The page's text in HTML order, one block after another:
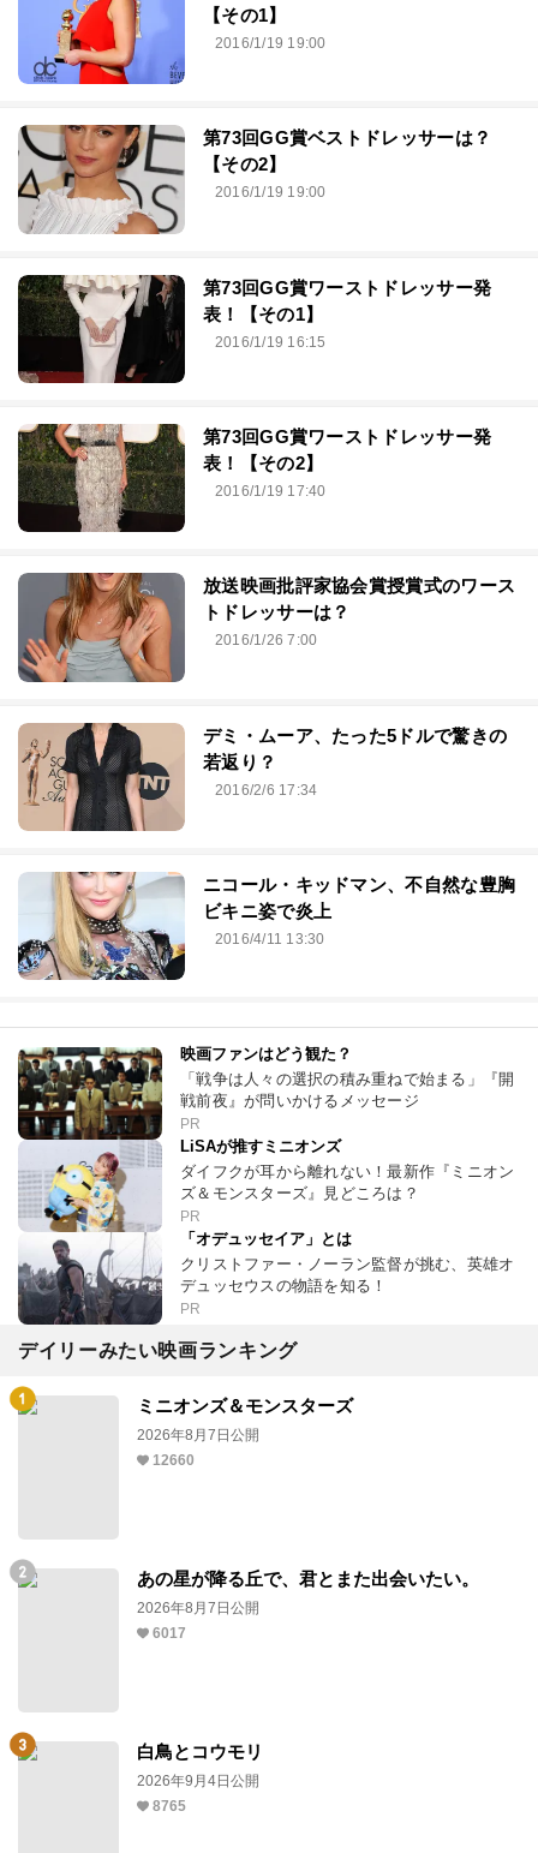
【その1】
2016/1/19 19:00
第73回GG賞ベストドレッサーは？
【その2】
2016/1/19 19:00
第73回GG賞ワーストドレッサー発
表！【その1】
2016/1/19 16:15
第73回GG賞ワーストドレッサー発
表！【その2】
2016/1/19 17:40
放送映画批評家協会賞授賞式のワース
トドレッサーは？
2016/1/26 7:00
デミ・ムーア、たった5ドルで驚きの
若返り？
2016/2/6 17:34
ニコール・キッドマン、不自然な豊胸
ビキニ姿で炎上
2016/4/11 13:30
映画ファンはどう観た？
「戦争は人々の選択の積み重ねで始まる」『開
戦前夜』が問いかけるメッセージ
PR
LiSAが推すミニオンズ
ダイフクが耳から離れない！最新作『ミニオン
ズ＆モンスターズ』見どころは？
PR
「オデュッセイア」とは
クリストファー・ノーラン監督が挑む、英雄オ
デュッセウスの物語を知る！
PR
デイリーみたい映画ランキング
ミニオンズ＆モンスターズ
2026年8月7日公開
12660
あの星が降る丘で、君とまた出会いたい。
2026年8月7日公開
6017
白鳥とコウモリ
2026年9月4日公開
8765